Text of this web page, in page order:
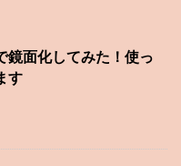
鏡面化してみた！使っ
す